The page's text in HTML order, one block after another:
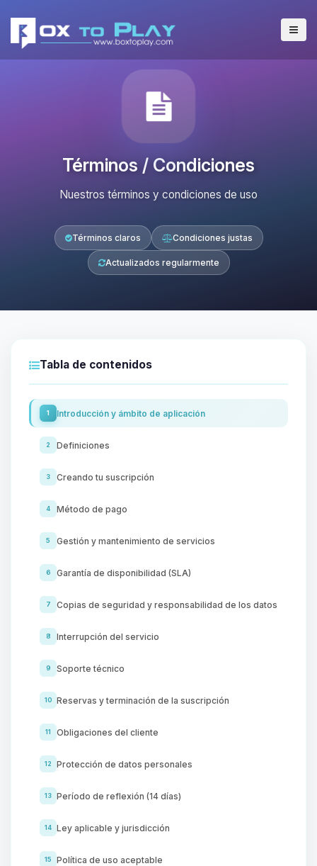
Términos / Condiciones
Nuestros términos y condiciones de uso
Términos claros Condiciones justas
Actualizados regularmente
Tabla de contenidos
1 Introducción y ámbito de aplicación
2 Definiciones
3 Creando tu suscripción
4 Método de pago
5 Gestión y mantenimiento de servicios
6 Garantía de disponibilidad (SLA)
7 Copias de seguridad y responsabilidad de los datos
8 Interrupción del servicio
9 Soporte técnico
10 Reservas y terminación de la suscripción
11 Obligaciones del cliente
12 Protección de datos personales
13 Período de reflexión (14 días)
14 Ley aplicable y jurisdicción
15 Política de uso aceptable